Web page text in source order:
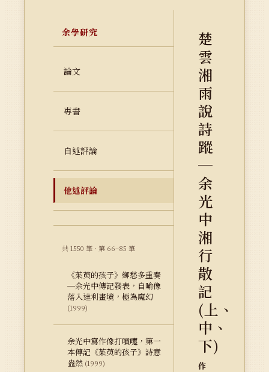
余學研究
論文
專書
自述評論
他述評論
共 1550 筆 · 第 66–85 筆
《茱萸的孩子》鄉愁多重奏
─余光中傳記發表，自喻像
落入達利畫境，極為魔幻
(1999)
余光中寫作像打噴嚏，第一
本傳記《茱萸的孩子》詩意
盎然 (1999)
楚
雲
湘
雨
說
詩
蹤
─
余
光
中
湘
行
散
記
(上、
中、
下)
作